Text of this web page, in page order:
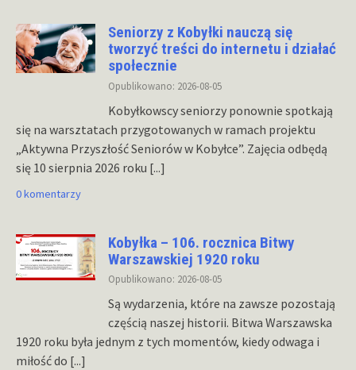
Seniorzy z Kobyłki nauczą się
tworzyć treści do internetu i działać
społecznie
Opublikowano: 2026-08-05
Kobyłkowscy seniorzy ponownie spotkają
się na warsztatach przygotowanych w ramach projektu
„Aktywna Przyszłość Seniorów w Kobyłce”. Zajęcia odbędą
się 10 sierpnia 2026 roku [...]
0 komentarzy
Kobyłka – 106. rocznica Bitwy
Warszawskiej 1920 roku
Opublikowano: 2026-08-05
Są wydarzenia, które na zawsze pozostają
częścią naszej historii. Bitwa Warszawska
1920 roku była jednym z tych momentów, kiedy odwaga i
miłość do [...]